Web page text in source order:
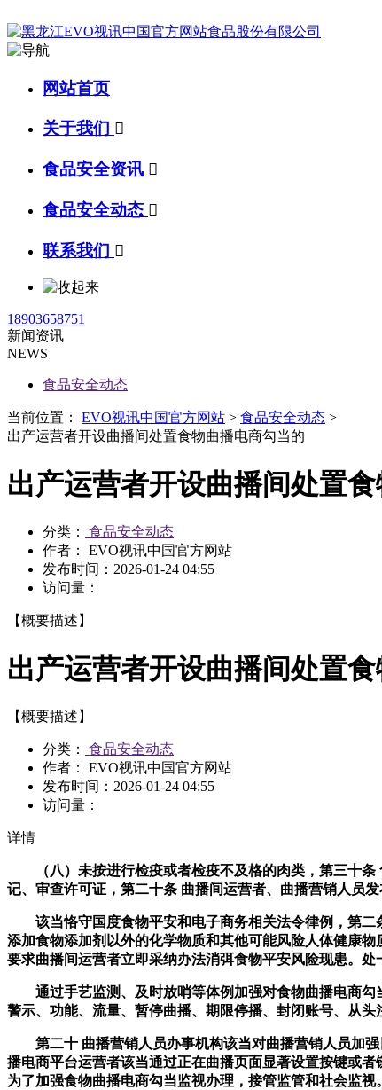
网站首页
关于我们 
食品安全资讯 
食品安全动态 
联系我们 
18903658751
新闻资讯
NEWS
食品安全动态
当前位置： EVO视讯中国官方网站 > 食品安全动态 >
出产运营者开设曲播间处置食物曲播电商勾当的
出产运营者开设曲播间处置
分类：
食品安全动态
作者： EVO视讯中国官方网站
发布时间： 2026-01-24 04:55
访问量：
【概要描述】
出产运营者开设曲播间处置
【概要描述】
分类：
食品安全动态
作者： EVO视讯中国官方网站
发布时间： 2026-01-24 04:55
访问量：
详情
（八）未按进行检疫或者检疫不及格的肉类，第三十条
记、审查许可证，第二十条 曲播间运营者、曲播营销人员
该当恪守国度食物平安和电子商务相关法令律例，第二
添加食物添加剂以外的化学物质和其他可能风险人体健康
要求曲播间运营者立即采纳办法消弭食物平安风险现患。处
通过手艺监测、及时放哨等体例加强对食物曲播电商勾
警示、功能、流量、暂停曲播、期限停播、封闭账号、从
第二十 曲播营销人员办事机构该当对曲播营销人员加强
播电商平台运营者该当通过正在曲播页面显著设置按键或
为了加强食物曲播电商勾当监视办理，接管监管和社会监